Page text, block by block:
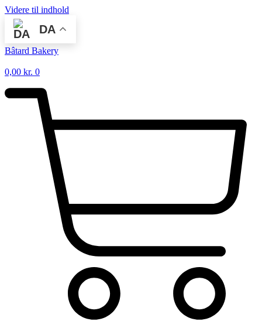
Videre til indhold
DA
Bâtard Bakery
0,00 kr. 0